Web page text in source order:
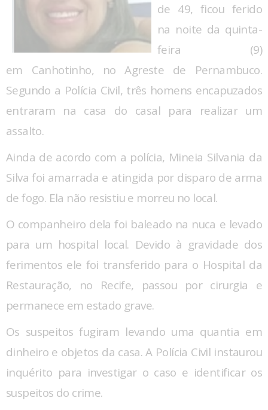
de 49, ficou ferido
na noite da quinta-
feira (9)
em Canhotinho, no Agreste de Pernambuco.
Segundo a Polícia Civil, três homens encapuzados
entraram na casa do casal para realizar um
assalto.
Ainda de acordo com a polícia, Mineia Silvania da
Silva foi amarrada e atingida por disparo de arma
de fogo. Ela não resistiu e morreu no local.
O companheiro dela foi baleado na nuca e levado
para um hospital local. Devido à gravidade dos
ferimentos ele foi transferido para o Hospital da
Restauração, no Recife, passou por cirurgia e
permanece em estado grave.
Os suspeitos fugiram levando uma quantia em
dinheiro e objetos da casa. A Polícia Civil instaurou
inquérito para investigar o caso e identificar os
suspeitos do crime.